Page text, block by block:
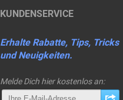
KUNDENSERVICE
Erhalte Rabatte, Tips, Tricks
und Neuigkeiten.
Melde Dich hier kostenlos an: